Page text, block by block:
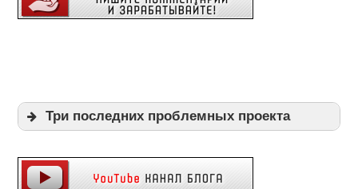
Три последних проблемных проекта
Playpayouts
Cfgliberty